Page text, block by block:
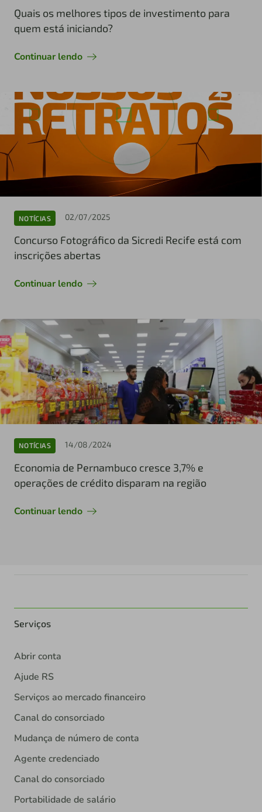
Quais os melhores tipos de investimento para
quem está iniciando?
Continuar lendo
NOTÍCIAS 02/07/2025
Concurso Fotográfico da Sicredi Recife está com
inscrições abertas
Continuar lendo
NOTÍCIAS 14/08/2024
Economia de Pernambuco cresce 3,7% e
operações de crédito disparam na região
Continuar lendo
Serviços
Abrir conta
Ajude RS
Serviços ao mercado financeiro
Canal do consorciado
Mudança de número de conta
Agente credenciado
Canal do consorciado
Portabilidade de salário